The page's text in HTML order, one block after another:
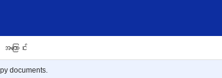
ြောင်း
documents.